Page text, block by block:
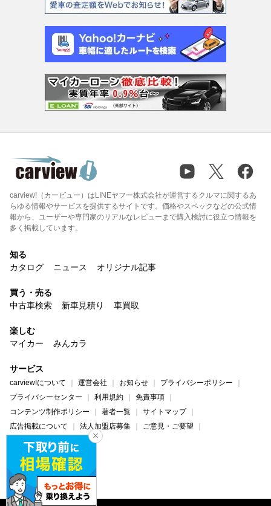
carview!（カービュー）はLINEヤフー株式会社が運営するクルマに関するあ
らゆる情報やサービスを提供するサイトです。価格やスペックなどの公式情
報から、ユーザーや専門家のリアルなレビューまで購入検討に役立つ情報を
多く掲載しています。
知る
カタログ
ニュース オリジナル記事
買う・売る
中古車検索
新車見積り 車買取
楽しむ
マイカー
みんカラ
サービス
carview!について 運営会社 お知らせ
プライバシーポリシー
プライバシーセンター
利用規約
免責事項
コンテンツ制作ポリシー
著者一覧
サイトマップ
広告掲載について
法人加盟店募集
ご意見・ご要望
ヘルプ・お問い合わせ
carview! Yahoo! JAPAN